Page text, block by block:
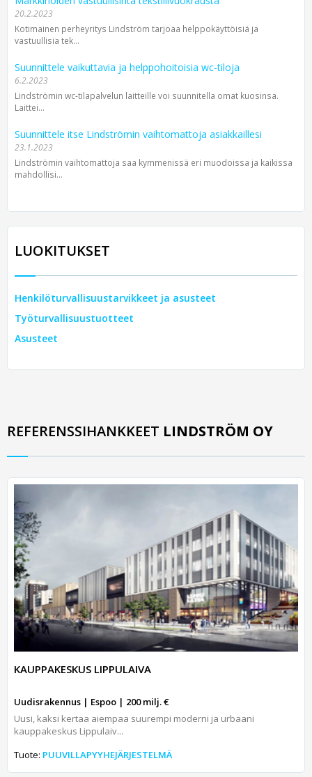
20.2.2023
Kotimainen perheyritys Lindström tarjoaa helppokäyttöisiä ja
vastuullisia tek...
Suunnittele vaikuttavia ja helppohoitoisia wc-tiloja
6.2.2023
Lindströmin wc-tilapalvelun laitteille voi suunnitella omat kuosinsa.
Laittei...
Suunnittele itse Lindströmin vaihtomattoja asiakkaillesi
23.1.2023
Lindströmin vaihtomattoja saa kymmenissä eri muodoissa ja kaikissa
mahdollisi...
LUOKITUKSET
Henkilöturvallisuustarvikkeet ja asusteet
Työturvallisuustuotteet
Asusteet
REFERENSSIHANKKEET LINDSTRÖM OY
KAUPPAKESKUS LIPPULAIVA
Uudisrakennus | Espoo | 200 milj. €
Uusi, kaksi kertaa aiempaa suurempi moderni ja urbaani
kauppakeskus Lippulaiv...
Tuote: PUUVILLAPYYHEJÄRJESTELMÄ